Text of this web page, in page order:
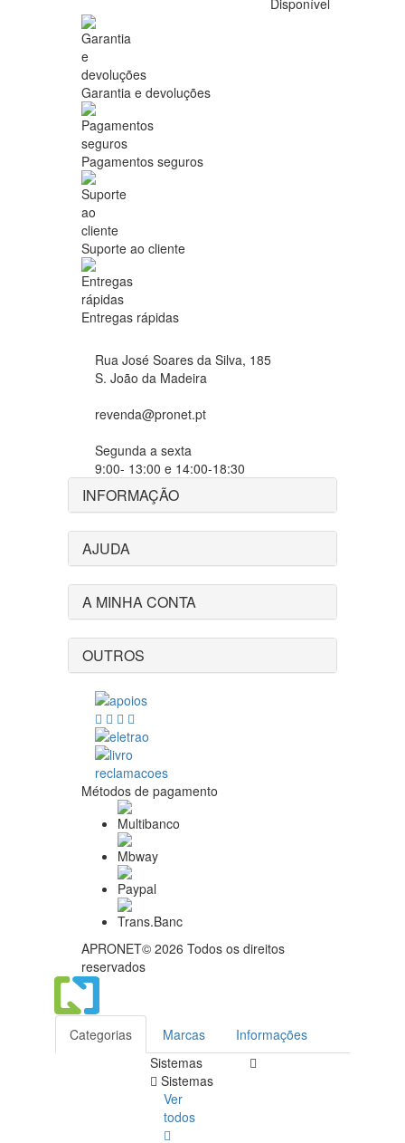
Disponível
Garantia e devoluções
Pagamentos seguros
Suporte ao cliente
Entregas rápidas
Rua José Soares da Silva, 185
S. João da Madeira
revenda@pronet.pt
Segunda a sexta
9:00- 13:00 e 14:00-18:30
INFORMAÇÃO
AJUDA
A MINHA CONTA
OUTROS
Métodos de pagamento
APRONET© 2026 Todos os direitos
reservados
Categorias Marcas
Informações
Sistemas
Sistemas
Ver
todos